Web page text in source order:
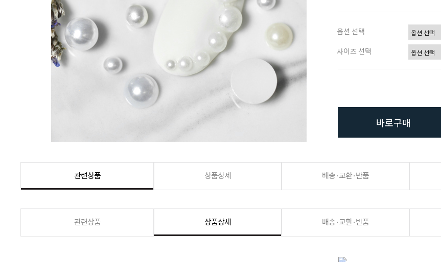
옵션 선택
사이즈 선택
바로구매
관련상품 상품상세 배송·교환·반품
관련상품 상품상세 배송·교환·반품